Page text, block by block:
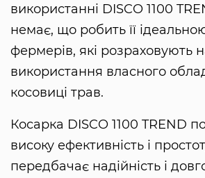
використанні DISCO 1100
немає, що робить її
фермерів, які розраховують
використання власного
косовиці трав.
Косарка DISCO 1100 TREND
високу ефективність і
передбачає надійність і